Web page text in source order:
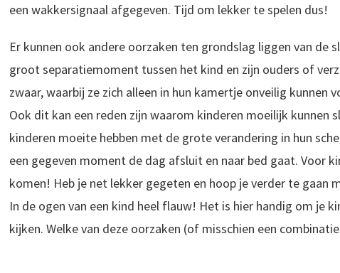
een wakkersignaal afgegeven. Tijd om lekker te spelen dus!
Er kunnen ook andere oorzaken ten grondslag liggen van de
groot separatiemoment tussen het kind en zijn ouders of
zwaar, waarbij ze zich alleen in hun kamertje onveilig kunnen
Ook dit kan een reden zijn waarom kinderen moeilijk kunnen
kinderen moeite hebben met de grote verandering in hun
een gegeven moment de dag afsluit en naar bed gaat. Voor
komen! Heb je net lekker gegeten en hoop je verder te gaan
In de ogen van een kind heel flauw! Het is hier handig om je
kijken. Welke van deze oorzaken (of misschien een